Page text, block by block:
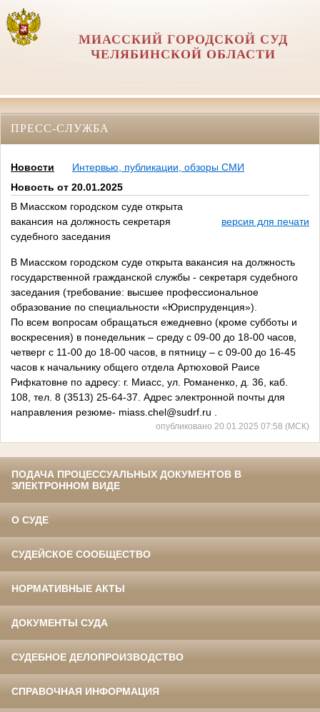
МИАССКИЙ ГОРОДСКОЙ СУД
ЧЕЛЯБИНСКОЙ ОБЛАСТИ
ПРЕСС-СЛУЖБА
Новости
Интервью, публикации, обзоры СМИ
Новость от 20.01.2025
В Миасском городском суде открыта
вакансия на должность секретаря
судебного заседания
версия для печати
В Миасском городском суде открыта вакансия на должность
государственной гражданской службы - секретаря судебного
заседания (требование: высшее профессиональное
образование по специальности «Юриспруденция»).
По всем вопросам обращаться ежедневно (кроме субботы и
воскресения) в понедельник – среду с 09-00 до 18-00 часов,
четверг с 11-00 до 18-00 часов, в пятницу – с 09-00 до 16-45
часов к начальнику общего отдела Артюховой Раисе
Рифкатовне по адресу: г. Миасс, ул. Романенко, д. 36, каб.
108, тел. 8 (3513) 25-64-37. Адрес электронной почты для
направления резюме- miass.chel@sudrf.ru
опубликовано 20.01.2025 07:58 (МСК)
ПОДАЧА ПРОЦЕССУАЛЬНЫХ ДОКУМЕНТОВ В
ЭЛЕКТРОННОМ ВИДЕ
О СУДЕ
СУДЕЙСКОЕ СООБЩЕСТВО
НОРМАТИВНЫЕ АКТЫ
ДОКУМЕНТЫ СУДА
СУДЕБНОЕ ДЕЛОПРОИЗВОДСТВО
СПРАВОЧНАЯ ИНФОРМАЦИЯ